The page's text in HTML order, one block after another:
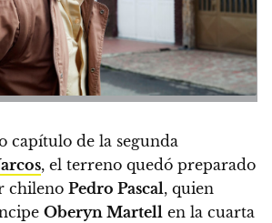
capítulo de la segunda
, el terreno quedó preparado
chileno Pedro Pascal, quien
Oberyn Martell en la cuarta